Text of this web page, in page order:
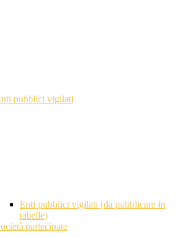
pubblici vigilati
Enti pubblici vigilati (da pubblicare in
tabelle)
partecipate